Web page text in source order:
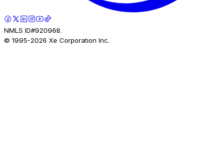
NMLS ID#920968.
© 1995-2026 Xe Corporation Inc.